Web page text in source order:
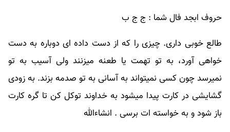
حروف ابجد فال شما : ج ج ب
طالع خوبی داری. چیزی را که از دست داده ای دوباره به دست
خواهی آورد، به تو تهمت یا طعنه میزنند ولی آسیب به تو
نمیرسد چون کسی نمیتواند به آسانی به تو صدمه بزند. به زودی
گشایشی در کارت پیدا میشود به خداوند توکل کن تا گره کارت
باز شود و به خواسته ات برسی . انشاءالله